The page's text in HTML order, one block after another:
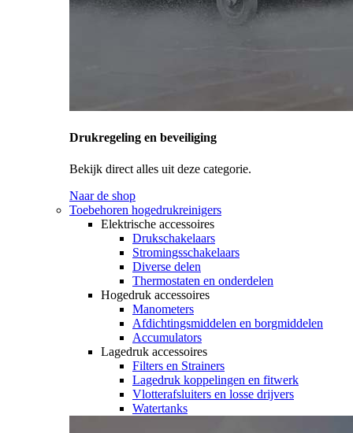
Drukregeling en beveiliging
Bekijk direct alles uit deze categorie.
Naar de shop
Toebehoren hogedrukreinigers
Elektrische accessoires
Drukschakelaars
Stromingsschakelaars
Diverse delen
Thermostaten en onderdelen
Hogedruk accessoires
Manometers
Afdichtingsmiddelen en borgmiddelen
Accumulators
Lagedruk accessoires
Filters en Strainers
Lagedruk koppelingen en fitwerk
Vlotterafsluiters en losse drijvers
Watertanks